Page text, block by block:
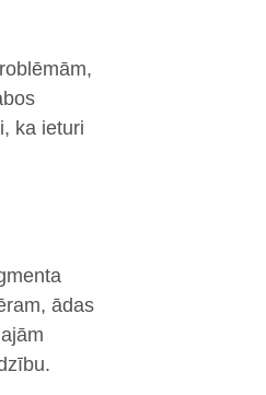
ka ieturi
ādas